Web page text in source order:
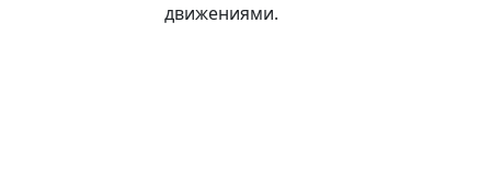
движениями.